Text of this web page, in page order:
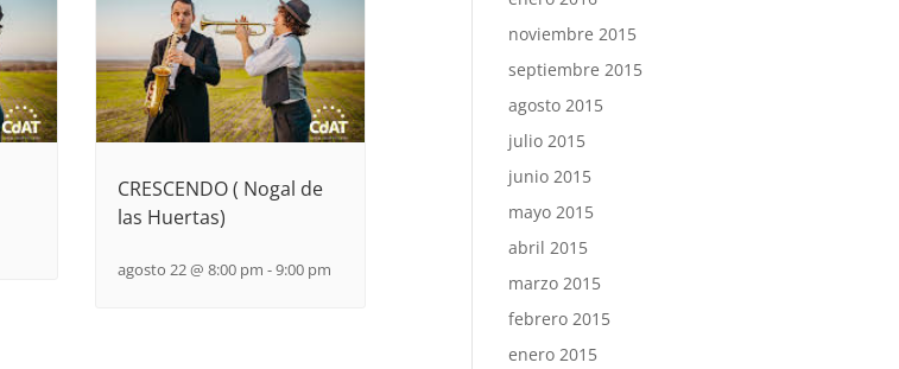
CRESCENDO ( Nogal de
las Huertas)
agosto 22 @ 8:00 pm -9:00 pm
noviembre 2015
septiembre 2015
agosto 2015
julio 2015
junio 2015
mayo 2015
abril 2015
marzo 2015
febrero 2015
enero 2015